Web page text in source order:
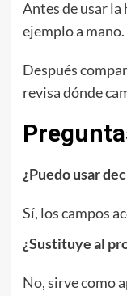
Antes de usar
ejemplo a mano.
Después
revisa dónde
¿Puedo usar
Sí, los campos
¿Sustituye al
No, sirve como